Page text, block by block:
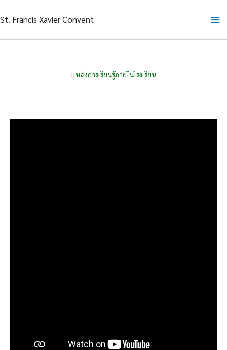
to
St. Francis Xavier Convent
แหล่งการเรียนรู้ภายในโรงเรียน